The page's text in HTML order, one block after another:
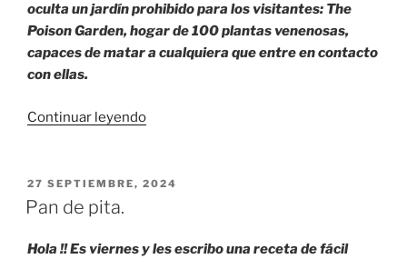
oculta un jardín prohibido para los visitantes: The
Poison Garden, hogar de 100 plantas venenosas,
capaces de matar a cualquiera que entre en contacto
con ellas.
Continuar leyendo«Alnwick
jardín
del
PUBLICADO
EL
27 SEPTIEMBRE, 2024
Pan de pita.
Hola !! Es viernes y les escribo una receta de fácil